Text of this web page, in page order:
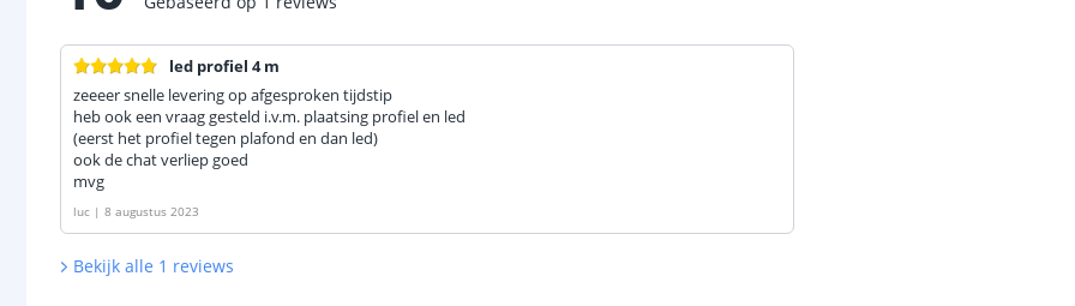
led profiel 4 m
zeeeer snelle levering op afgesproken tijdstip
heb ook een vraag gesteld i.v.m. plaatsing profiel en led
(eerst het profiel tegen plafond en dan led)
ook de chat verliep goed
mvg
luc | 8 augustus 2023
Bekijk alle 1 reviews